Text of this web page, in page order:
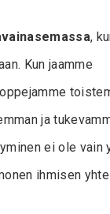
,
Kun jaamme
ja
ei ole vain
ihmisen